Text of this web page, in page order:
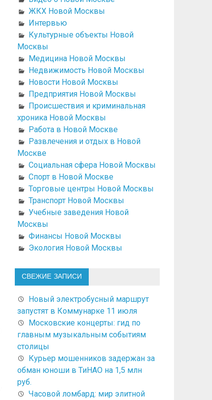
ЖКХ Новой Москвы
Интервью
Культурные объекты Новой
Москвы
Медицина Новой Москвы
Недвижимость Новой Москвы
Новости Новой Москвы
Предприятия Новой Москвы
Происшествия и криминальная
хроника Новой Москвы
Работа в Новой Москве
Развлечения и отдых в Новой
Москве
Социальная сфера Новой Москвы
Спорт в Новой Москве
Торговые центры Новой Москвы
Транспорт Новой Москвы
Учебные заведения Новой
Москвы
Финансы Новой Москвы
Экология Новой Москвы
СВЕЖИЕ ЗАПИСИ
Новый электробусный маршрут
запустят в Коммунарке 11 июля
Московские концерты: гид по
главным музыкальным событиям
столицы
Курьер мошенников задержан за
обман юноши в ТиНАО на 1,5 млн
руб.
Часовой ломбард: мир элитной